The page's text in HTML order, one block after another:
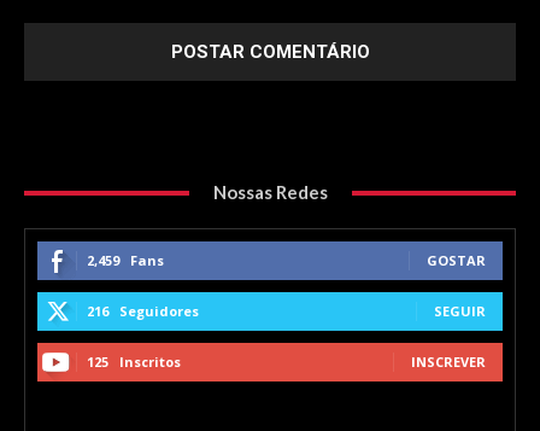
Nossas Redes
2,459 Fans GOSTAR
216 Seguidores SEGUIR
125 Inscritos INSCREVER